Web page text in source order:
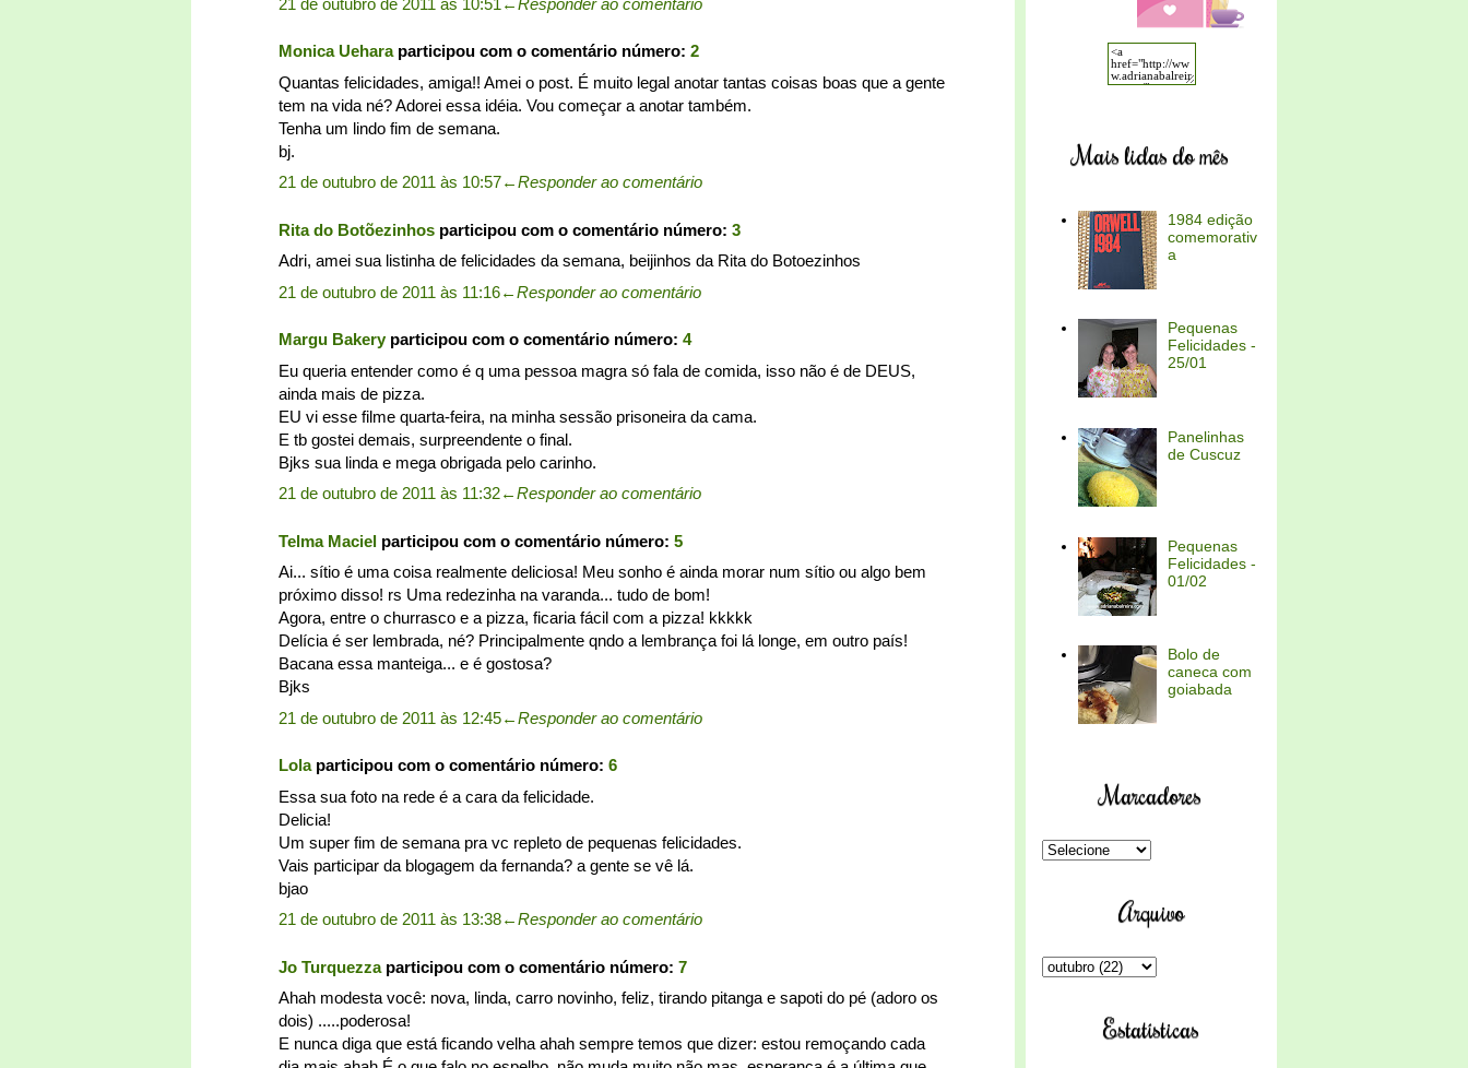
Monica Ueharaparticipou com o comentário número: 2
Quantas felicidades, amiga!! Amei o post. É muito legal anotar tantas coisas boas que a gente
tem na vida né? Adorei essa idéia. Vou começar a anotar também.
Tenha um lindo fim de semana.
bj.
21 de outubro de 2011 às 10:57←Responder ao comentário
Rita do Botõezinhos participou com o comentário número: 3
Adri, amei sua listinha de felicidades da semana, beijinhos da Rita do Botoezinhos
21 de outubro de 2011 às 11:16←Responder ao comentário
Margu Bakeryparticipou com o comentário número: 4
Eu queria entender como é q uma pessoa magra só fala de comida, isso não é de DEUS,
ainda mais de pizza.
EU vi esse filme quarta-feira, na minha sessão prisoneira da cama.
E tb gostei demais, surpreendente o final.
Bjks sua linda e mega obrigada pelo carinho.
21 de outubro de 2011 às 11:32←Responder ao comentário
Telma Maciel participou com o comentário número: 5
Ai... sítio é uma coisa realmente deliciosa! Meu sonho é ainda morar num sítio ou algo bem
próximo disso! rs Uma redezinha na varanda... tudo de bom!
Agora, entre o churrasco e a pizza, ficaria fácil com a pizza! kkkkk
Delícia é ser lembrada, né? Principalmente qndo a lembrança foi lá longe, em outro país!
Bacana essa manteiga... e é gostosa?
Bjks
21 de outubro de 2011 às 12:45←Responder ao comentário
Lolaparticipou com o comentário número: 6
Essa sua foto na rede é a cara da felicidade.
Delicia!
Um super fim de semana pra vc repleto de pequenas felicidades.
Vais participar da blogagem da fernanda? a gente se vê lá.
bjao
21 de outubro de 2011 às 13:38←Responder ao comentário
Jo Turquezzaparticipou com o comentário número: 7
Ahah modesta você: nova, linda, carro novinho, feliz, tirando pitanga e sapoti do pé (adoro os
dois) .....poderosa!
E nunca diga que está ficando velha ahah sempre temos que dizer: estou remoçando cada
Mais lidas do mês
1984 edição
comemorativ
a
Pequenas
Felicidades -
25/01
Panelinhas
de Cuscuz
Pequenas
Felicidades -
01/02
Bolo de
caneca com
goiabada
Marcadores
Arquivo
Estatísticas